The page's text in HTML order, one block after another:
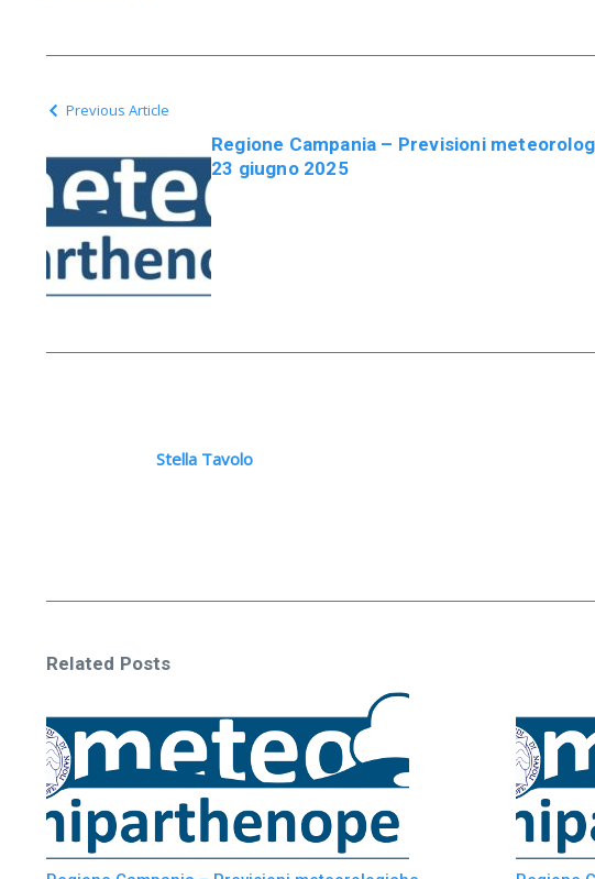
Previous Article
Regione Campania – Previsioni
23 giugno 2025
Stella Tavolo
Related Posts